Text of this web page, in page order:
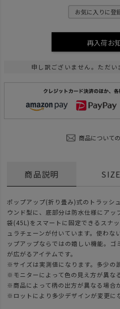
お気に入りに登
再入荷お
申し訳ございません。ただい
商品について
商品説明
ポップアップ(折り畳み)式のトラッシ
ウンド型に、底部分は防水仕様にアッ
袋(45L)をスマートに固定できるスナ
ュラチェーンが付いています。使わな
ップアップならではの嬉しい機能。
が広がるアイテムです。
※サイズは実測値になります。多少の
※モニターによって色の見え方が異な
※商品によって柄の出方が異なる場合
※ロットにより多少デザインが変更に
SIZE